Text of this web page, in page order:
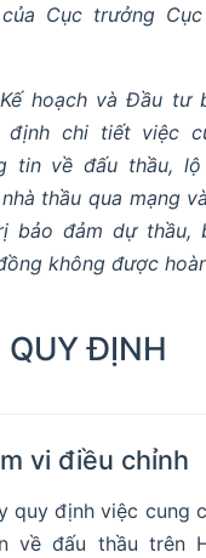
Cục trưởng
hoạch và Đầu tư
định chi tiết việc
tin về đấu thầu,
thầu qua mạng
bảo đảm dự thầu,
không được
ĐỊNH
vi điều chỉnh
quy định việc cung
về đấu thầu trên